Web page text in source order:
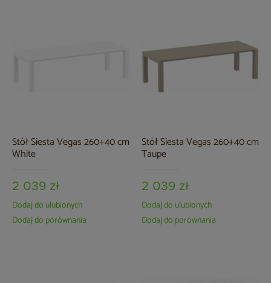
Stół Siesta Vegas 260+40 cm
White
2 039 zł
Dodaj do ulubionych
Dodaj do porównania
Stół Siesta Vegas 260+40 cm
Taupe
2 039 zł
Dodaj do ulubionych
Dodaj do porównania